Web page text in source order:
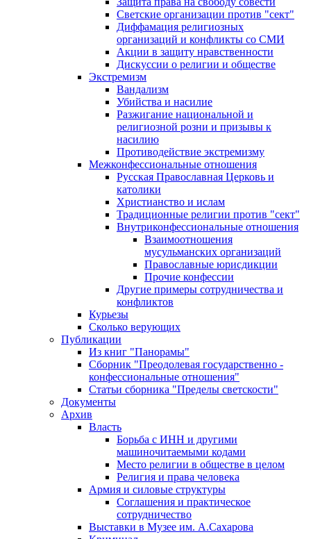
Светские организации против "сект"
Диффамация религиозных
организаций и конфликты со СМИ
Акции в защиту нравственности
Дискуссии о религии и обществе
Экстремизм
Вандализм
Убийства и насилие
Разжигание национальной и
религиозной розни и призывы к
насилию
Противодействие экстремизму
Межконфессиональные отношения
Русская Православная Церковь и
католики
Христианство и ислам
Традиционные религии против "сект"
Внутриконфессиональные отношения
Взаимоотношения
мусульманских организаций
Православные юрисдикции
Прочие конфессии
Другие примеры сотрудничества и
конфликтов
Курьезы
Сколько верующих
Публикации
Из книг "Панорамы"
Сборник "Преодолевая государственно -
конфессиональные отношения"
Статьи сборника "Пределы светскости"
Документы
Архив
Власть
Борьба с ИНН и другими
машиночитаемыми кодами
Место религии в обществе в целом
Религия и права человека
Армия и силовые структуры
Соглашения и практическое
сотрудничество
Выставки в Музее им. А.Сахарова